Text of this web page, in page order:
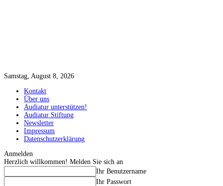
Samstag, August 8, 2026
Kontakt
Über uns
Audiatur unterstützen!
Audiatur Stiftung
Newsletter
Impressum
Datenschutzerklärung
Anmelden
Herzlich willkommen! Melden Sie sich an
Ihr Benutzername
Ihr Passwort